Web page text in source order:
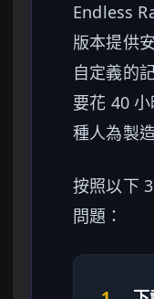
Endless
版本提供
自定義的
要花 40
種人為製
按照以下
問題：